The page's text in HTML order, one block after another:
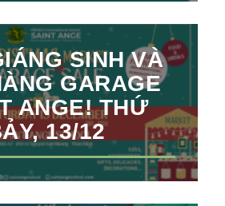
SINH VÀ
GARAGE
ANGE! THỨ
13/12